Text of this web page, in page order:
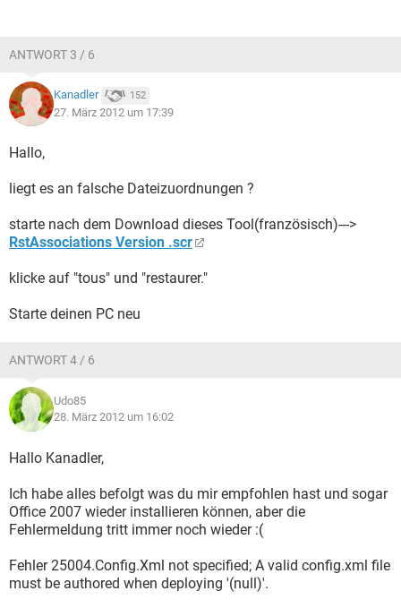
ANTWORT 3 / 6
Kanadler 152
27. März 2012 um 17:39
Hallo,
liegt es an falsche Dateizuordnungen ?
starte nach dem Download dieses Tool(französisch)--->
RstAssociations Version .scr
klicke auf "tous" und "restaurer."
Starte deinen PC neu
ANTWORT 4 / 6
Udo85
28. März 2012 um 16:02
Hallo Kanadler,
Ich habe alles befolgt was du mir empfohlen hast und sogar
Office 2007 wieder installieren können, aber die
Fehlermeldung tritt immer noch wieder :(
Fehler 25004.Config.Xml not specified; A valid config.xml file
must be authored when deploying '(null)'.